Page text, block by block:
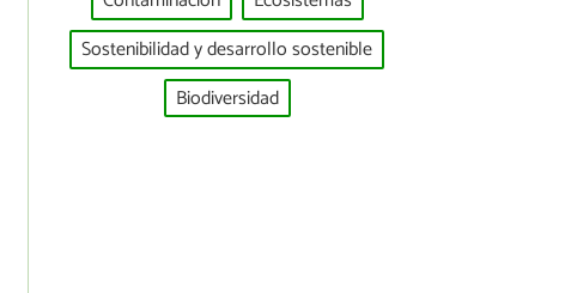
Sostenibilidad y desarrollo sostenible
Biodiversidad